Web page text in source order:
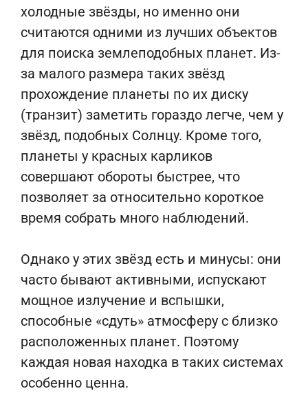
холодные звёзды, но именно они
считаются одними из лучших объектов
для поиска землеподобных планет. Из-
за малого размера таких звёзд
прохождение планеты по их диску
(транзит) заметить гораздо легче, чем у
звёзд, подобных Солнцу. Кроме того,
планеты у красных карликов
совершают обороты быстрее, что
позволяет за относительно короткое
время собрать много наблюдений.
Однако у этих звёзд есть и минусы: они
часто бывают активными, испускают
мощное излучение и вспышки,
способные «сдуть» атмосферу с близко
расположенных планет. Поэтому
каждая новая находка в таких системах
особенно ценна.